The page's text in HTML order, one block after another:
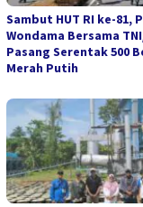
Sambut HUT RI ke-81,
Wondama Bersama
Pasang Serentak 500
Merah Putih